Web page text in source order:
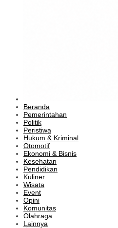
Beranda
Pemerintahan
Politik
Peristiwa
Hukum & Kriminal
Otomotif
Ekonomi & Bisnis
Kesehatan
Pendidikan
Kuliner
Wisata
Event
Opini
Komunitas
Olahraga
Lainnya